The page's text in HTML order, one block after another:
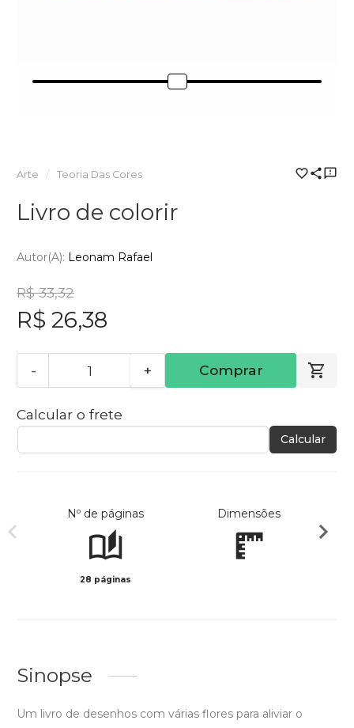
Arte Teoria Das Cores
Livro de colorir
Autor(a): Leonam Rafael
R$ 33,32
R$ 26,38
- + Comprar
Calcular o frete
Calcular
Nº de páginas
28 páginas
Dimensões
Sinopse
Um livro de desenhos com várias flores para aliviar o